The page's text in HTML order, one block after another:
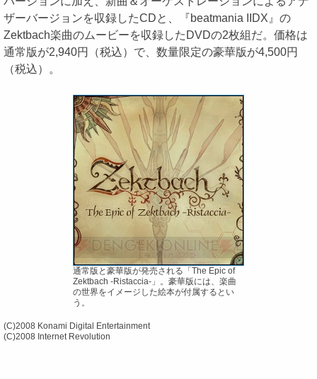
ザーバージョンを収録したCDと、『beatmania IIDX』の
Zektbach楽曲のムービーを収録したDVDの2枚組だ。価格は
通常版が2,940円（税込）で、数量限定の豪華版が4,500円
（税込）。
通常版と豪華版が発売される「The Epic of
Zektbach -Ristaccia-」。豪華版には、楽曲
の世界をイメージした絵本が付属するとい
う。
(C)2008 Konami Digital Entertainment
(C)2008 Internet Revolution